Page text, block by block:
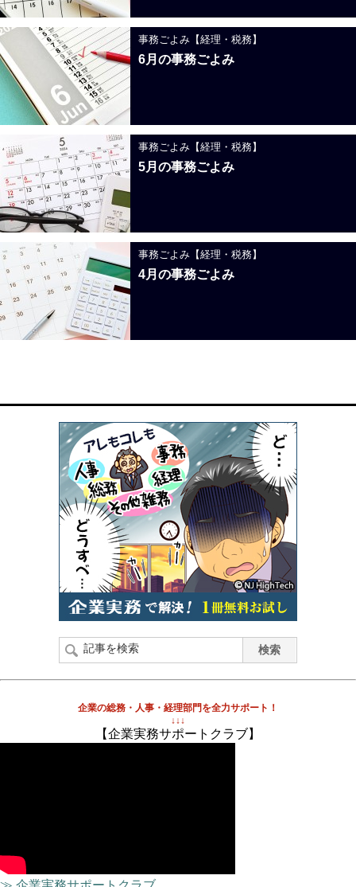
事務ごよみ【経理・税務】
6月の事務ごよみ
事務ごよみ【経理・税務】
5月の事務ごよみ
事務ごよみ【経理・税務】
4月の事務ごよみ
企業の総務・人事・経理部門を全力サポート！
↓↓↓
【企業実務サポートクラブ】